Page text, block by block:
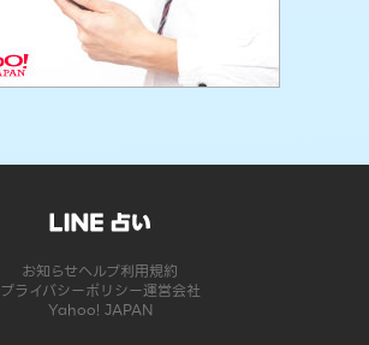
お知らせヘルプ利用規約
プライバシーポリシー運営会社
Yahoo! JAPAN